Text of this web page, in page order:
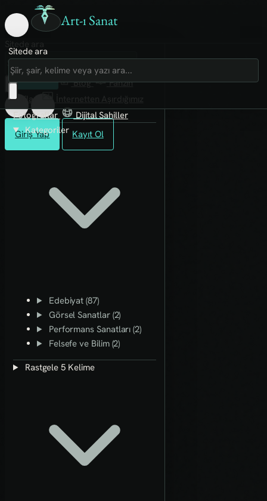
Art-ı Sanat
Giriş Yap Kayıt Ol
Sitede ara
Art-ı Sosyal
İmece
Kütüphane
Blog
Fanzin
Rafları
Fotoğraflar
Dijital Sahiller
Kategoriler
Edebiyat (87)
Görsel Sanatlar (2)
Performans Sanatları (2)
Felsefe ve Bilim (2)
Rastgele 5 Kelime